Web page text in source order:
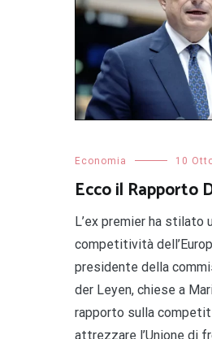
Economia 10
Ecco il Rapporto
L’ex premier ha stilato
competitività
presidente della
der Leyen, chiese a
rapporto sulla
attrezzare l’Unione di